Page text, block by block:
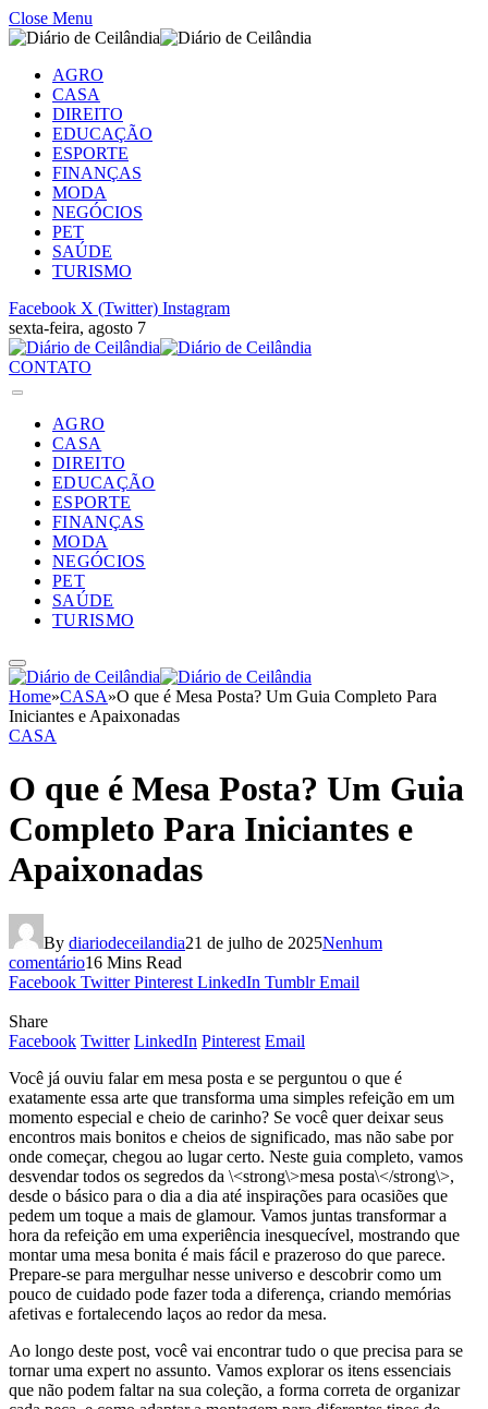
Close Menu
AGRO
CASA
DIREITO
EDUCAÇÃO
ESPORTE
FINANÇAS
MODA
NEGÓCIOS
PET
SAÚDE
TURISMO
Facebook X (Twitter) Instagram
sexta-feira, agosto 7
CONTATO
AGRO
CASA
DIREITO
EDUCAÇÃO
ESPORTE
FINANÇAS
MODA
NEGÓCIOS
PET
SAÚDE
TURISMO
Home»CASA»O que é Mesa Posta? Um Guia Completo Para
Iniciantes e Apaixonadas
CASA
O que é Mesa Posta? Um Guia
Completo Para Iniciantes e
Apaixonadas
By diariodeceilandia21 de julho de 2025Nenhum
comentário16 Mins Read
Facebook Twitter Pinterest LinkedIn Tumblr Email
Share
Facebook Twitter LinkedIn Pinterest Email
Você já ouviu falar em mesa posta e se perguntou o que é
exatamente essa arte que transforma uma simples refeição em um
momento especial e cheio de carinho? Se você quer deixar seus
encontros mais bonitos e cheios de significado, mas não sabe por
onde começar, chegou ao lugar certo. Neste guia completo, vamos
desvendar todos os segredos da \<strong\>mesa posta\</strong\>,
desde o básico para o dia a dia até inspirações para ocasiões que
pedem um toque a mais de glamour. Vamos juntas transformar a
hora da refeição em uma experiência inesquecível, mostrando que
montar uma mesa bonita é mais fácil e prazeroso do que parece.
Prepare-se para mergulhar nesse universo e descobrir como um
pouco de cuidado pode fazer toda a diferença, criando memórias
afetivas e fortalecendo laços ao redor da mesa.
Ao longo deste post, você vai encontrar tudo o que precisa para se
tornar uma expert no assunto. Vamos explorar os itens essenciais
que não podem faltar na sua coleção, a forma correta de organizar